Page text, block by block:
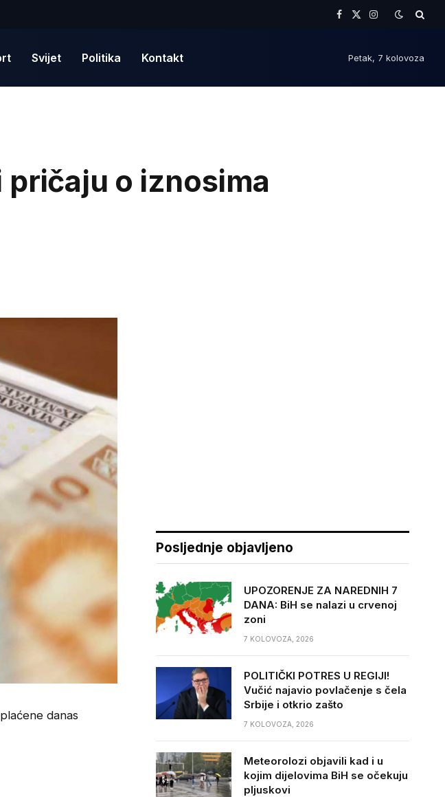
Facebook
X
Instagram
Svijet Politika Kontakt Petak, 7 kolovoza
pričaju o iznosima
danas
Posljednje objavljeno
UPOZORENJE ZA NAREDNIH 7
DANA: BiH se nalazi u crvenoj
zoni
7 KOLOVOZA, 2026
POLITIČKI POTRES U REGIJI!
Vučić najavio povlačenje s čela
Srbije i otkrio zašto
7 KOLOVOZA, 2026
Meteorolozi objavili kad i u
kojim dijelovima BiH se očekuju
pljuskovi